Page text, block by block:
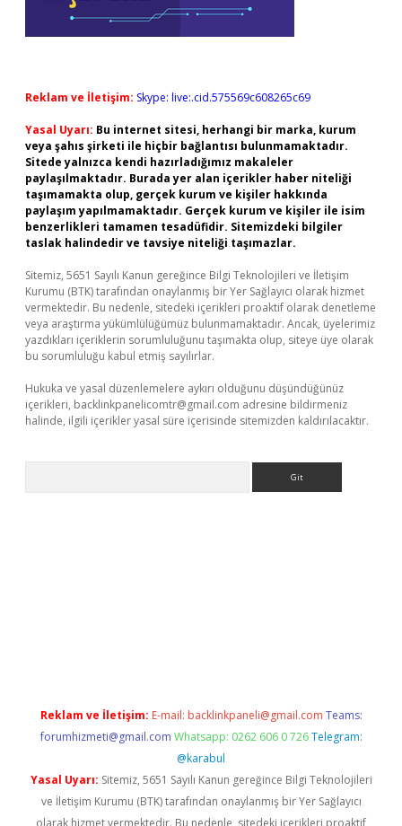
Reklam ve İletişim: Skype: live:.cid.575569c608265c69
Yasal Uyarı: Bu internet sitesi, herhangi bir marka, kurum
veya şahıs şirketi ile hiçbir bağlantısı bulunmamaktadır.
Sitede yalnızca kendi hazırladığımız makaleler
paylaşılmaktadır. Burada yer alan içerikler haber niteliği
taşımamakta olup, gerçek kurum ve kişiler hakkında
paylaşım yapılmamaktadır. Gerçek kurum ve kişiler ile isim
benzerlikleri tamamen tesadüfidir. Sitemizdeki bilgiler
taslak halindedir ve tavsiye niteliği taşımazlar.
Sitemiz, 5651 Sayılı Kanun gereğince Bilgi Teknolojileri ve İletişim
Kurumu (BTK) tarafından onaylanmış bir Yer Sağlayıcı olarak hizmet
vermektedir. Bu nedenle, sitedeki içerikleri proaktif olarak denetleme
veya araştırma yükümlülüğümüz bulunmamaktadır. Ancak, üyelerimiz
yazdıkları içeriklerin sorumluluğunu taşımakta olup, siteye üye olarak
bu sorumluluğu kabul etmiş sayılırlar.
Hukuka ve yasal düzenlemelere aykırı olduğunu düşündüğünüz
içerikleri, backlinkpanelicomtr@gmail.com adresine bildirmeniz
halinde, ilgili içerikler yasal süre içerisinde sitemizden kaldırılacaktır.
Reklam ve İletişim: E-mail: backlinkpaneli@gmail.com Teams:
forumhizmeti@gmail.com Whatsapp: 0262 606 0 726 Telegram:
@karabul
Yasal Uyarı: Sitemiz, 5651 Sayılı Kanun gereğince Bilgi Teknolojileri
ve İletişim Kurumu (BTK) tarafından onaylanmış bir Yer Sağlayıcı
olarak hizmet vermektedir. Bu nedenle, sitedeki içerikleri proaktif